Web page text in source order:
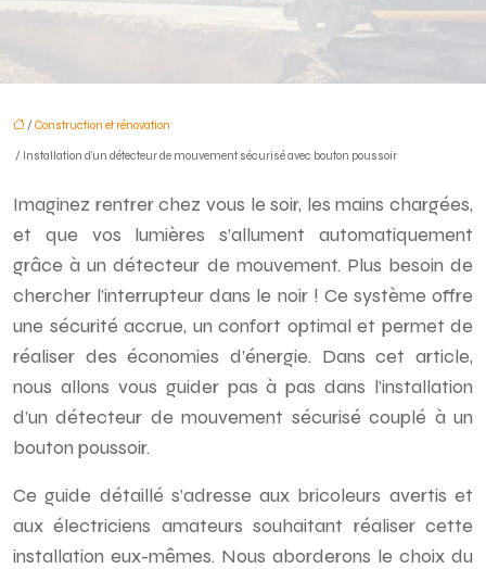
/ Construction et rénovation
/ Installation d’un détecteur de mouvement sécurisé avec bouton poussoir
Imaginez rentrer chez vous le soir, les mains chargées,
et que vos lumières s’allument automatiquement
grâce à un détecteur de mouvement. Plus besoin de
chercher l’interrupteur dans le noir ! Ce système offre
une sécurité accrue, un confort optimal et permet de
réaliser des économies d’énergie. Dans cet article,
nous allons vous guider pas à pas dans l’installation
d’un détecteur de mouvement sécurisé couplé à un
bouton poussoir.
Ce guide détaillé s’adresse aux bricoleurs avertis et
aux électriciens amateurs souhaitant réaliser cette
installation eux-mêmes. Nous aborderons le choix du